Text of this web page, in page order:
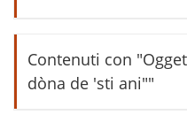
espositivo
'sti ani Lasino
Contenuti con
dòna de 'sti ani""